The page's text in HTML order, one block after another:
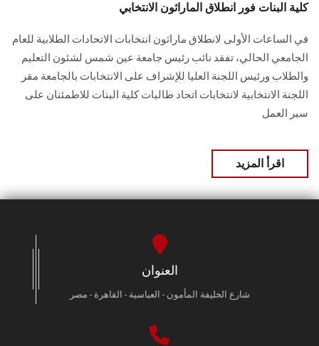
كلية البنات فور انطلاق الماراثون الانتخابي
في الساعات الأولى لانطلاق ماراثون انتخابات الاتحادات الطلابية للعام
الجامعي الحالي، تفقد نائب رئيس جامعة عين شمس لشئون التعليم
والطلاب ورئيس اللجنة العليا للإشراف على الانتخابات بالجامعة مقر
اللجنة الانتخابية لانتخابات اتحاد طالبات كلية البنات للاطمئنان على
سير العمل
اقرأ المزيد
العنوان
شارع الخليفة المأمون - العباسية - القاهرة - مصر